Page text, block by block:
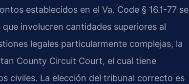
establecidos en el Va. Code § 16.1-77 se
involucren cantidades superiores al
legales particularmente complejas, la
County Circuit Court, el cual tiene
civiles. La elección del tribunal correcto es